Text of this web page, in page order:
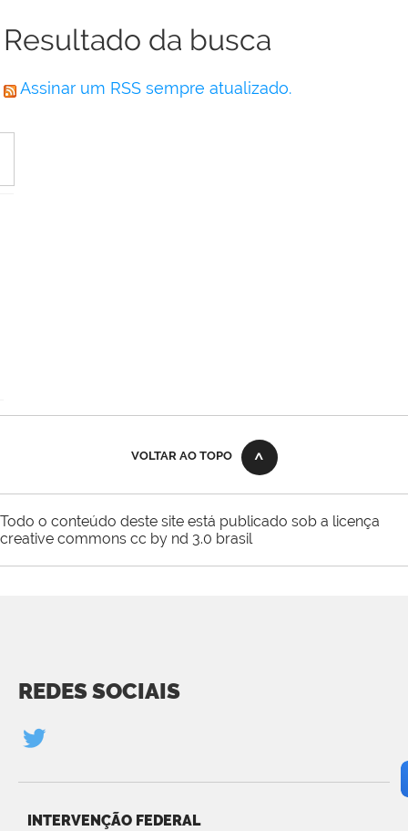
Resultado da busca
Assinar um RSS sempre atualizado.
VOLTAR AO TOPO
Todo o conteúdo deste site está publicado sob a licença
creative commons cc by nd 3.0 brasil
REDES SOCIAIS
INTERVENÇÃO FEDERAL